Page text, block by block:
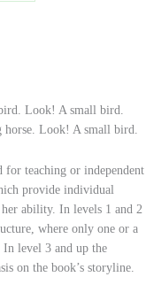
Look! A small bird.
Look! A small bird.
for teaching or independent
provide individual
ability. In levels 1 and 2
where only one or a
In level 3 and up the
on the book’s storyline.